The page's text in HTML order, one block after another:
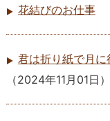
花結びのお仕事
君は折り紙で月
（2024年11月01日 ）